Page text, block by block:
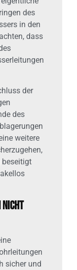
des
in den
dass
der
des
weitere
nicht
sicher und